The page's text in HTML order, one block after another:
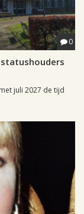
0
juli 2027 de tijd